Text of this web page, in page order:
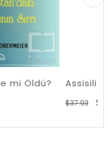
$16.94